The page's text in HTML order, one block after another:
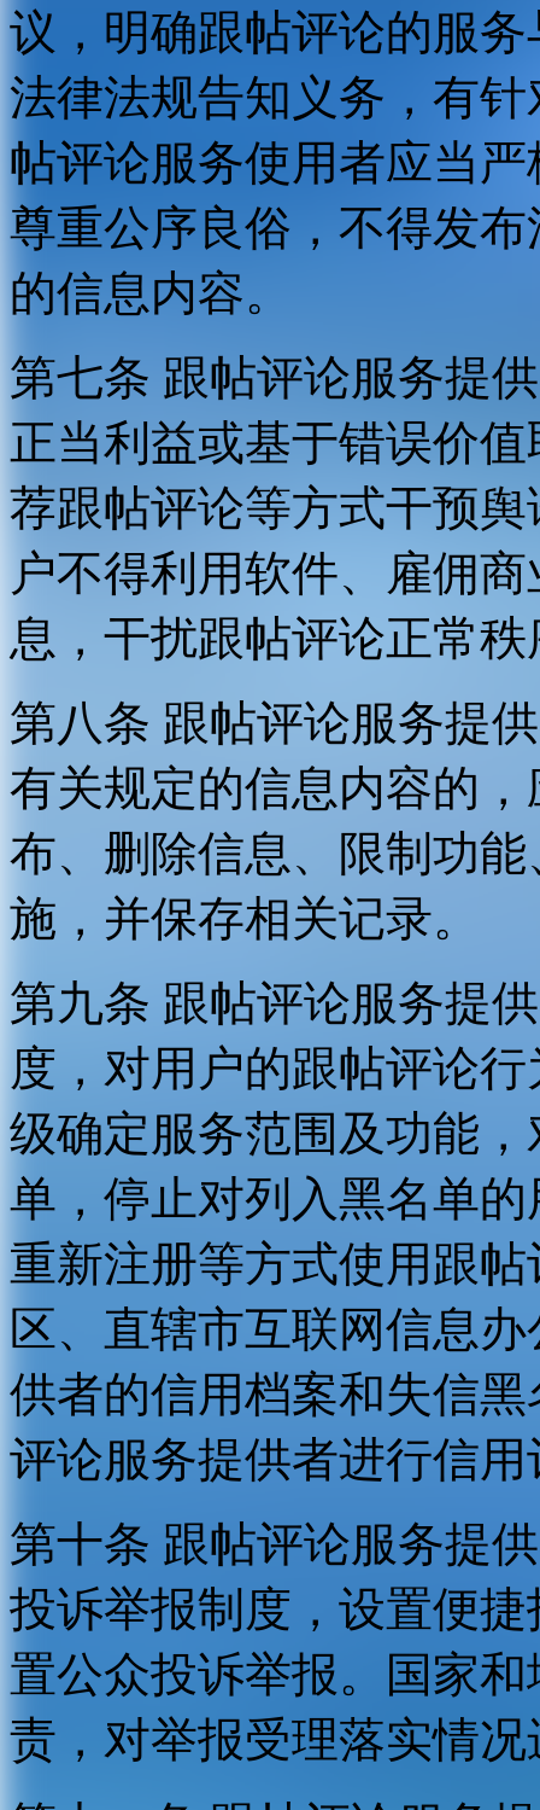
议，明确跟帖评论的服
法律法规告知义务，有
帖评论服务使用者应当
尊重公序良俗，不得发
的信息内容。
第七条 跟帖评论服务提
正当利益或基于错误价
荐跟帖评论等方式干预
户不得利用软件、雇佣
息，干扰跟帖评论正常
第八条 跟帖评论服务提
有关规定的信息内容的
布、删除信息、限制功
施，并保存相关记录。
第九条 跟帖评论服务提
度，对用户的跟帖评论
级确定服务范围及功能
单，停止对列入黑名单
重新注册等方式使用跟
区、直辖市互联网信息
供者的信用档案和失信
评论服务提供者进行信用
第十条 跟帖评论服务提
投诉举报制度，设置便
置公众投诉举报。国家
责，对举报受理落实情